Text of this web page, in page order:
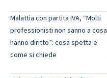
Malattia con partita IVA, “Molti
professionisti non sanno a cosa
hanno diritto”: cosa spetta e
come si chiede